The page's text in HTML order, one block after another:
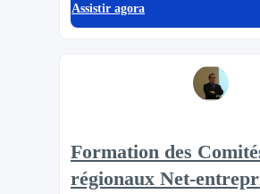
Assistir agora
Formation des
régionaux Net-